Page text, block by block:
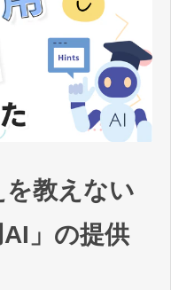
教えない
」の提供